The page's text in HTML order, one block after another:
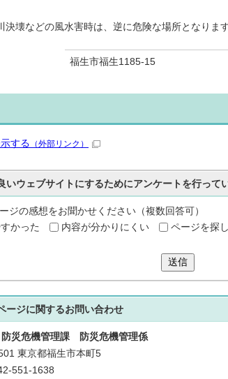
壊などの風水害時は、逆に危険な場所となりま
福生市福生1185-15
する （外部リンク）
いウェブサイトにするためにアンケートを行って
ジの感想をお聞かせください（複数回答可）
かった
内容が分かりにくい ページを探
送信
ージに関するお問い合わせ
災危機管理課 防災危機管理係
東京都福生市本町5
551-1638